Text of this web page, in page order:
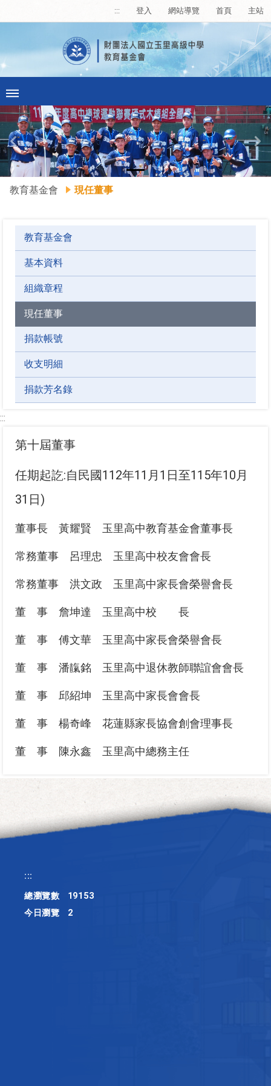
::: 登入 網站導覽 首頁 主站
Previous
教育基金會 現任董事
教育基金會
基本資料
組織章程
現任董事
捐款帳號
收支明細
捐款芳名錄
:::
第十屆董事
任期起訖:自民國112年11月1日至115年10月
31日)
董事長 黃耀賢 玉里高中教育基金會董事長
常務董事 呂理忠 玉里高中校友會會長
常務董事 洪文政 玉里高中家長會榮譽會長
董 事 詹坤達 玉里高中校 長
董 事 傅文華 玉里高中家長會榮譽會長
董 事 潘靝銘 玉里高中退休教師聯誼會會長
董 事 邱紹坤 玉里高中家長會會長
董 事 楊奇峰 花蓮縣家長協會創會理事長
董 事 陳永鑫 玉里高中總務主任
:::
總瀏覽數
19153
今日瀏覽
2